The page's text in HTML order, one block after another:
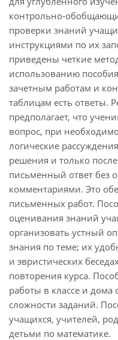
контрольно-
проверки знаний
инструкциями по их
приведены четкие
использованию
зачетным работам и
таблицам есть ответы.
предполагает, что
вопрос, при
логические
решения и только
письменный ответ без
комментариями. Это
письменных работ.
оценивания знаний
организовать устный
знания по теме; их
и эвристических
повторения курса.
работы в классе и дома
сложности заданий.
учащихся, учителей,
детьми по математике.